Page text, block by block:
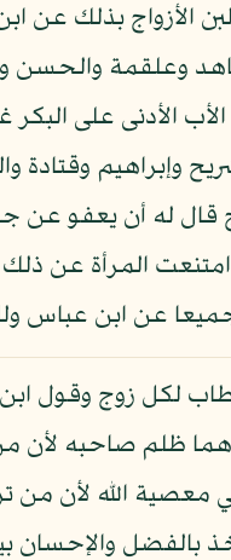
الأزواج بذلك عن
وعلقمة والحسن
الأدنى على البكر
وإبراهيم وقتادة
قال له أن يعفو عن
المرأة عن ذلك
عن ابن عباس
لكل زوج وقول
ظلم صاحبه لأن
معصية الله لأن
بالفضل